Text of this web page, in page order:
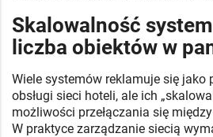
Skalowalność
liczba obiektów w
Wiele systemów reklamuje się jako
obsługi sieci hoteli, ale ich
możliwości przełączania się
W praktyce zarządzanie siecią